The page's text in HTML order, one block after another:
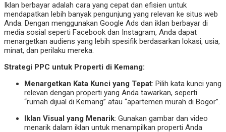
Iklan berbayar adalah cara yang cepat dan efisien untuk
mendapatkan lebih banyak pengunjung yang relevan ke situs web
Anda. Dengan menggunakan Google Ads dan iklan berbayar di
media sosial seperti Facebook dan Instagram, Anda dapat
menargetkan audiens yang lebih spesifik berdasarkan lokasi, usia,
minat, dan perilaku mereka.
Strategi PPC untuk Properti di Kemang:
Menargetkan Kata Kunci yang Tepat: Pilih kata kunci yang
relevan dengan properti yang Anda tawarkan, seperti
“rumah dijual di Kemang” atau “apartemen murah di Bogor”.
Iklan Visual yang Menarik: Gunakan gambar dan video
menarik dalam iklan untuk menampilkan properti Anda